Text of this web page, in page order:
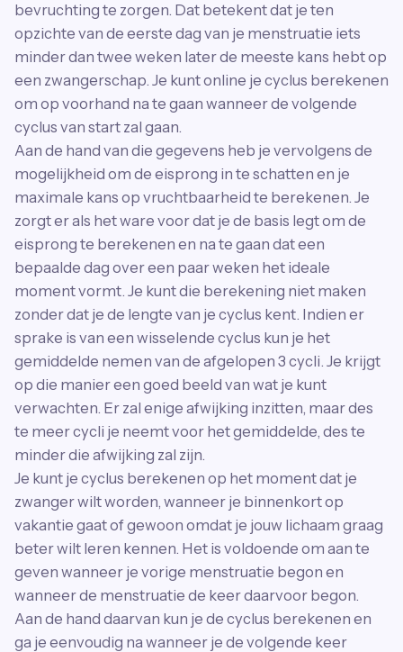
bevruchting te zorgen. Dat betekent dat je ten
opzichte van de eerste dag van je menstruatie iets
minder dan twee weken later de meeste kans hebt op
een zwangerschap. Je kunt online je cyclus berekenen
om op voorhand na te gaan wanneer de volgende
cyclus van start zal gaan.
Aan de hand van die gegevens heb je vervolgens de
mogelijkheid om de eisprong in te schatten en je
maximale kans op vruchtbaarheid te berekenen. Je
zorgt er als het ware voor dat je de basis legt om de
eisprong te berekenen en na te gaan dat een
bepaalde dag over een paar weken het ideale
moment vormt. Je kunt die berekening niet maken
zonder dat je de lengte van je cyclus kent. Indien er
sprake is van een wisselende cyclus kun je het
gemiddelde nemen van de afgelopen 3 cycli. Je krijgt
op die manier een goed beeld van wat je kunt
verwachten. Er zal enige afwijking inzitten, maar des
te meer cycli je neemt voor het gemiddelde, des te
minder die afwijking zal zijn.
Je kunt je cyclus berekenen op het moment dat je
zwanger wilt worden, wanneer je binnenkort op
vakantie gaat of gewoon omdat je jouw lichaam graag
beter wilt leren kennen. Het is voldoende om aan te
geven wanneer je vorige menstruatie begon en
wanneer de menstruatie de keer daarvoor begon.
Aan de hand daarvan kun je de cyclus berekenen en
ga je eenvoudig na wanneer je de volgende keer